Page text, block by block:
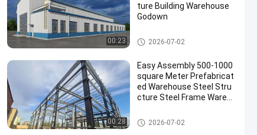
00:23
ture Building Warehouse
Godown
Edifici a struttura in acciaio
2026-07-02
00:28
Easy Assembly 500-1000
square Meter Prefabricat
ed Warehouse Steel Stru
cture Steel Frame Wareh
e
Edifici a struttura in acciaio
2026-07-02